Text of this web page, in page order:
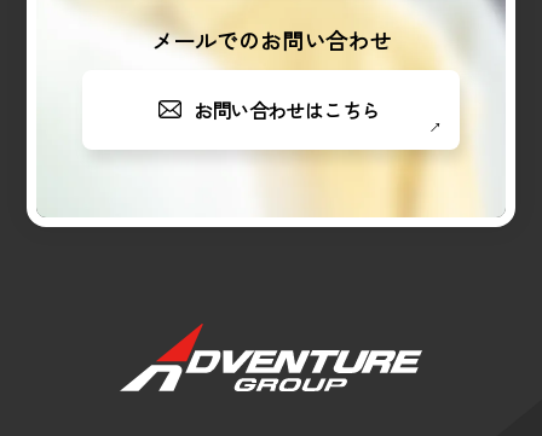
メールでのお問い合わせ
お問い合わせはこちら